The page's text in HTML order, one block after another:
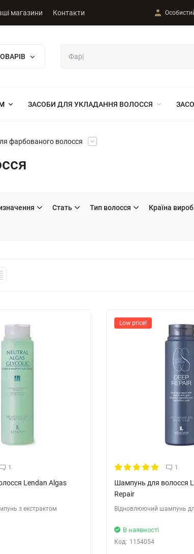
магазини Контакти
ЗАСОБИ ДЛЯ УКЛАДАННЯ ВОЛОССЯ
фарбованого волосся
Стать Тип волосся Країна
1
Lendan Algas
з екстрактом
Low price!
1
Шампунь для волосся
Repair
Відновлюючий шампунь
В наявності
Код: 1154054